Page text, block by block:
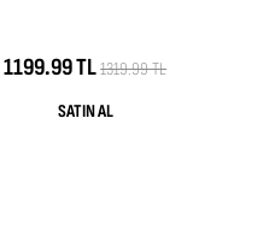
1199.99 TL1319.99 TL